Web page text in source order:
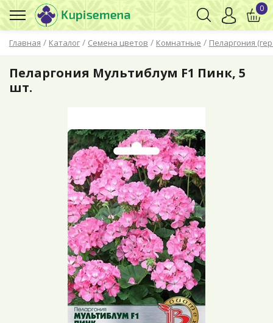
Главная / Каталог / Семена цветов / Комнатные / Пеларгония
0
Пеларгония Мультиблум F1 Пинк, 5
шт.